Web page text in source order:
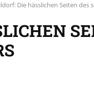
Die hässlichen Seiten des